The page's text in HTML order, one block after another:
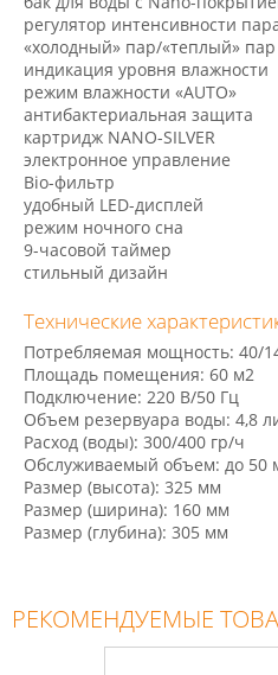
регулятор интенсивности
«холодный» пар/«теплый» пар
индикация уровня влажности
режим влажности «AUTO»
антибактериальная защита
картридж NANO-SILVER
электронное управление
Bio-фильтр
удобный LED-дисплей
режим ночного сна
9-часовой таймер
стильный дизайн
Технические
Потребляемая мощность: 40/
Площадь помещения: 60 м2
Подключение: 220 В/50 Гц
Объем резервуара воды: 4,8
Расход (воды): 300/400 гр/ч
Обслуживаемый объем: до 50
Размер (высота): 325 мм
Размер (ширина): 160 мм
Размер (глубина): 305 мм
РЕКОМЕНДУЕМЫЕ